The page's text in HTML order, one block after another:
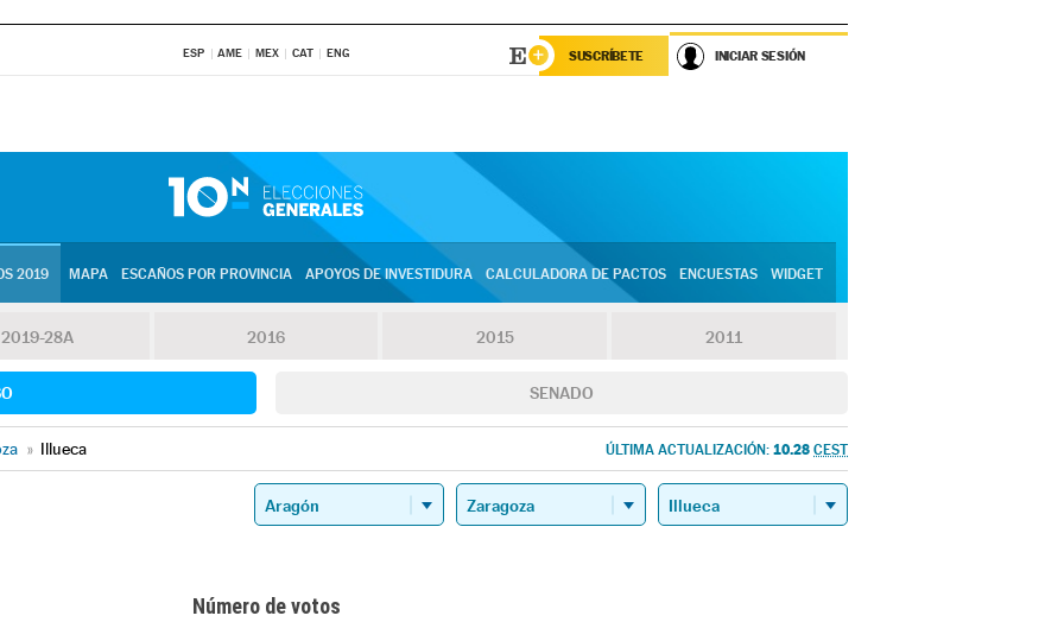
ESP AME MEX CAT ENG SUSCRÍBETE INICIAR SESIÓN
2019 MAPA ESCAÑOS POR PROVINCIA APOYOS DE INVESTIDURA CALCULADORA DE PACTOS ENCUESTAS WIDGET
2019-28A 2016 2015 2011
SENADO
» Illueca ÚLTIMA ACTUALIZACIÓN: 10.28 CEST
Número de votos